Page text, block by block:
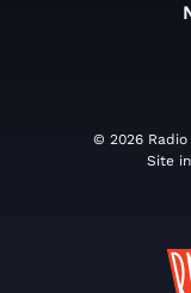
© 2026 Radio
Site